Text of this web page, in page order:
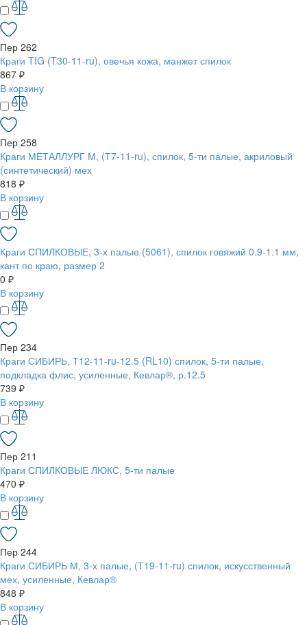
Пер 262
Краги TIG (T30-11-ru), овечья кожа, манжет спилок
867 ₽
В корзину
Пер 258
Краги МЕТАЛЛУРГ М, (Т7-11-ru), спилок, 5-ти палые, акриловый
(синтетический) мех
818 ₽
В корзину
Краги СПИЛКОВЫЕ, 3-х палые (5061), спилок говяжий 0.9-1.1 мм,
кант по краю, размер 2
0 ₽
В корзину
Пер 234
Краги СИБИРЬ, Т12-11-ru-12.5 (RL10) спилок, 5-ти палые,
подкладка флис, усиленные, Кевлар®, р.12.5
739 ₽
В корзину
Пер 211
Краги СПИЛКОВЫЕ ЛЮКС, 5-ти палые
470 ₽
В корзину
Пер 244
Краги СИБИРЬ М, 3-х палые, (Т19-11-ru) спилок, искусственный
мех, усиленные, Кевлар®
848 ₽
В корзину